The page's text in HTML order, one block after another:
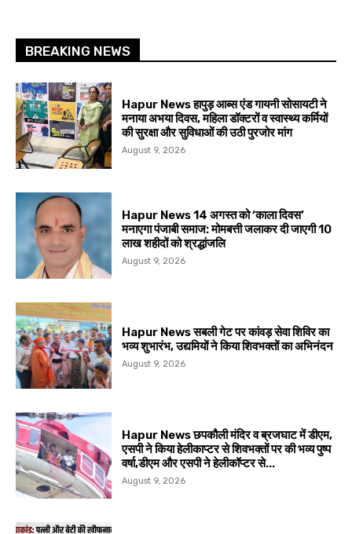
BREAKING NEWS
Hapur News हापुड़ आब्स एंड गायनी सोसायटी ने
मनाया अभया दिवस, महिला डॉक्टरों व स्वास्थ्य कर्मियों
की सुरक्षा और सुविधाओं की उठी पुरजोर मांग
August 9, 2026
Hapur News 14 अगस्त को ‘काला दिवस’
मनाएगा पंजाबी समाज: मोमबत्ती जलाकर दी जाएगी 10
लाख शहीदों को श्रद्धांजलि
August 9, 2026
Hapur News सबली गेट पर कांवड़ सेवा शिविर का
भव्य शुभारंभ, उद्यमियों ने किया शिवभक्तों का अभिनंदन
August 9, 2026
Hapur News छपकौली मंदिर व ब्रजघाट में डीएम,
एसपी ने किया हेलीकाप्टर से शिवभक्तों पर की भव्य पुष्प
वर्षा,डीएम और एसपी ने हेलीकॉप्टर से...
August 9, 2026